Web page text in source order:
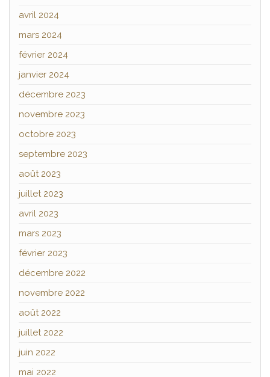
avril 2024
mars 2024
février 2024
janvier 2024
décembre 2023
novembre 2023
octobre 2023
septembre 2023
août 2023
juillet 2023
avril 2023
mars 2023
février 2023
décembre 2022
novembre 2022
août 2022
juillet 2022
juin 2022
mai 2022